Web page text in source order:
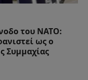
του ΝΑΤΟ:
ως ο
Συμμαχίας